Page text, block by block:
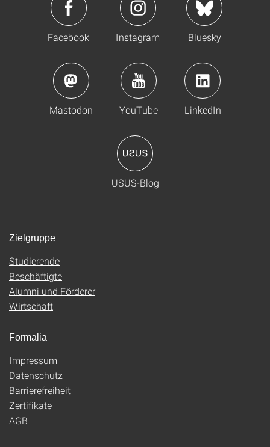
Facebook Instagram Bluesky
Mastodon YouTube LinkedIn
USUS-Blog
Zielgruppe
Studierende
Beschäftigte
Alumni und Förderer
Wirtschaft
Formalia
Impressum
Datenschutz
Barrierefreiheit
Zertifikate
AGB